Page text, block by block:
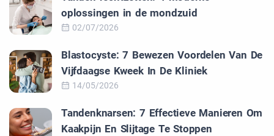
oplossingen in de mondzuid
02/07/2026
Blastocyste: 7 Bewezen Voordelen Van De
Vijfdaagse Kweek In De Kliniek
14/05/2026
Tandenknarsen: 7 Effectieve Manieren Om
Kaakpijn En Slijtage Te Stoppen